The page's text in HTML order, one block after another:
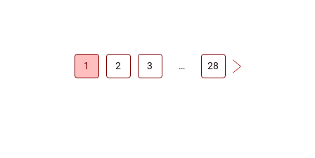
1 2 3 … 28